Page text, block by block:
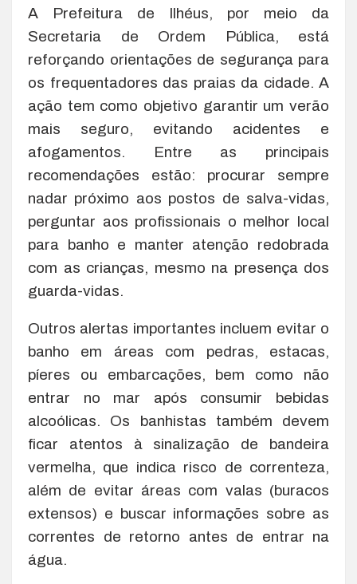
A Prefeitura de Ilhéus, por meio da
Secretaria de Ordem Pública, está
reforçando orientações de segurança para
os frequentadores das praias da cidade. A
ação tem como objetivo garantir um verão
mais seguro, evitando acidentes e
afogamentos. Entre as principais
recomendações estão: procurar sempre
nadar próximo aos postos de salva-vidas,
perguntar aos profissionais o melhor local
para banho e manter atenção redobrada
com as crianças, mesmo na presença dos
guarda-vidas.
Outros alertas importantes incluem evitar o
banho em áreas com pedras, estacas,
píeres ou embarcações, bem como não
entrar no mar após consumir bebidas
alcoólicas. Os banhistas também devem
ficar atentos à sinalização de bandeira
vermelha, que indica risco de correnteza,
além de evitar áreas com valas (buracos
extensos) e buscar informações sobre as
correntes de retorno antes de entrar na
água.